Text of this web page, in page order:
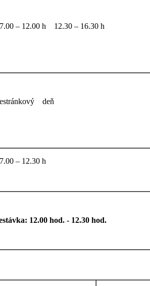
– 12.00 h 12.30 – 16.30 h
deň
– 12.30 h
12.00 hod. - 12.30 hod.